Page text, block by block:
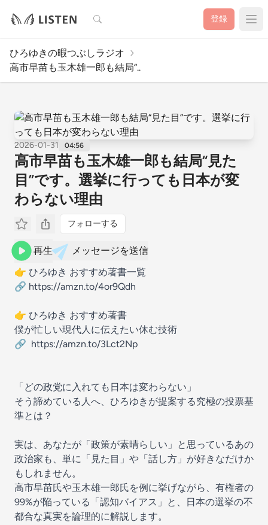
検索 登録
ひろゆきの暇つぶしラジオ
高市早苗も玉木雄一郎も結局“..
2026-01-31 04:56
高市早苗も玉木雄一郎も結局“見た
目”です。選挙に行っても日本が変
わらない理由
フォローする
再生
メッセージを送信
👉 ひろゆき おすすめ著書一覧
🔗 https://amzn.to/4or9Qdh
👉 ひろゆき おすすめ著書
僕が忙しい現代人に伝えたい休む技術
🔗 https://amzn.to/3Lct2Np
「どの政党に入れても日本は変わらない」
そう諦めている人へ、ひろゆきが提案する究極の投票基
準とは？
実は、あなたが「政策が素晴らしい」と思っているあの
政治家も、単に「見た目」や「話し方」が好きなだけか
もしれません。
高市早苗氏や玉木雄一郎氏を例に挙げながら、有権者の
99%が陥っている「認知バイアス」と、日本の選挙の不
都合な真実を論理的に解説します。